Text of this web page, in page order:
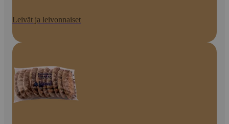
Leivät ja leivonnaiset